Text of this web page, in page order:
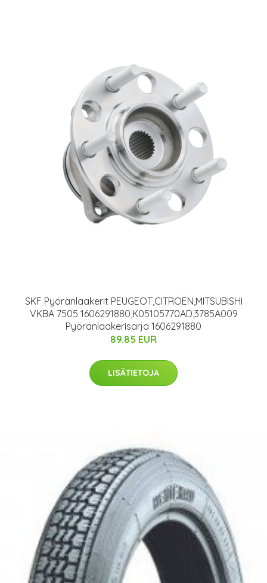
SKF Pyöränlaakerit PEUGEOT,CITROËN,MITSUBISHI
VKBA 7505 1606291880,K05105770AD,3785A009
Pyöränlaakerisarja 1606291880
89.85 EUR
LISÄTIETOJA